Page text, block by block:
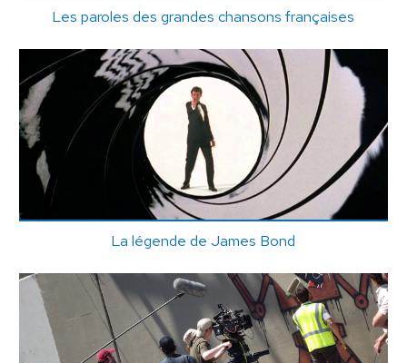
Les paroles des grandes chansons françaises
La légende de James Bond